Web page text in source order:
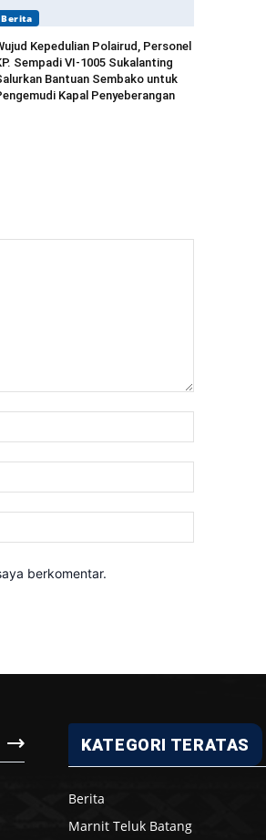
Berita
Kepedulian Polairud, Personel
Sempadi VI-1005 Sukalanting
Bantuan Sembako untuk
Kapal Penyeberangan
berkomentar.
KATEGORI TERATAS
Berita
Marnit Teluk Batang